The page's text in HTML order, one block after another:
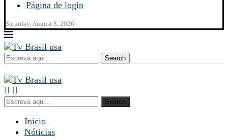
Página de login
Saturday, August 8, 2026
Search
Search
Inicio
Nóticias